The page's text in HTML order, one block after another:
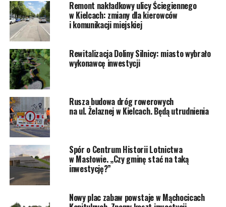
Remont nakładkowy ulicy Ściegiennego
w Kielcach: zmiany dla kierowców
i komunikacji miejskiej
Rewitalizacja Doliny Silnicy: miasto wybrało
wykonawcę inwestycji
Rusza budowa dróg rowerowych
na ul. Żelaznej w Kielcach. Będą utrudnienia
Spór o Centrum Historii Lotnictwa
w Masłowie. „Czy gminę stać na taką
inwestycję?”
Nowy plac zabaw powstaje w Mąchocicach